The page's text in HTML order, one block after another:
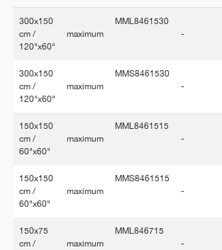
300x150
cm /
120"x60"
maximum
MML8461530
-
300x150
cm /
120"x60"
maximum
MMS8461530
-
150x150
cm /
60"x60"
maximum
MML8461515
-
150x150
cm /
60"x60"
maximum
MMS8461515
-
150x75
cm /
maximum
MML846715
-